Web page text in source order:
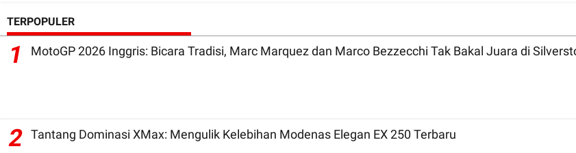
TERPOPULER
1 MotoGP 2026 Inggris: Bicara Tradisi, Marc Marquez dan Marco
2 Tantang Dominasi XMax: Mengulik Kelebihan Modenas Elegan EX 250 Terbaru